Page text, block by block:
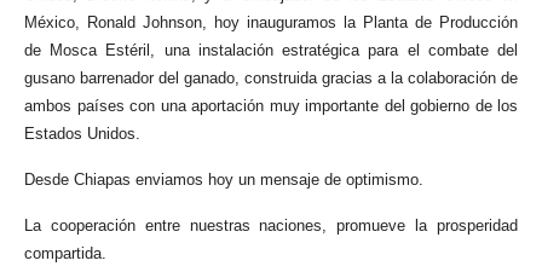
México, Ronald Johnson, hoy inauguramos la Planta de Producción
de Mosca Estéril, una instalación estratégica para el combate del
gusano barrenador del ganado, construida gracias a la colaboración de
ambos países con una aportación muy importante del gobierno de los
Estados Unidos.
Desde Chiapas enviamos hoy un mensaje de optimismo.
La cooperación entre nuestras naciones, promueve la prosperidad
compartida.